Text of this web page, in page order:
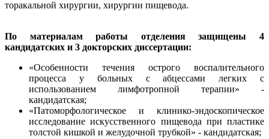
торакальной хирургии, хирургии пищевода.
По материалам работы отделения защищены 4
кандидатских и 3 докторских диссертации:
«Особенности течения острого воспалительного
процесса у больных с абцессами легких с
использованием лимфотропной терапии» -
кандидатская;
«Патоморфологическое и клинико-эндоскопическое
исследование искусственного пищевода при пластике
толстой кишкой и желудочной трубкой» - кандидатская;